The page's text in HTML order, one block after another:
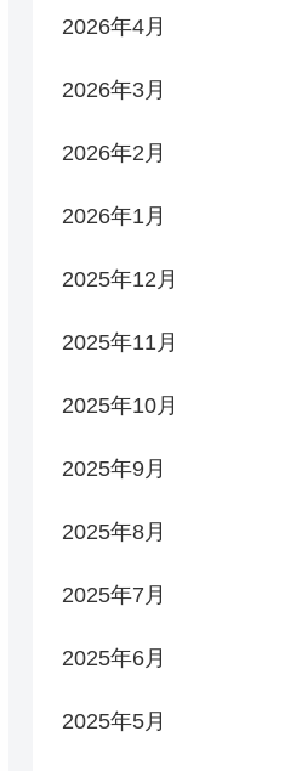
2026年4月
2026年3月
2026年2月
2026年1月
2025年12月
2025年11月
2025年10月
2025年9月
2025年8月
2025年7月
2025年6月
2025年5月